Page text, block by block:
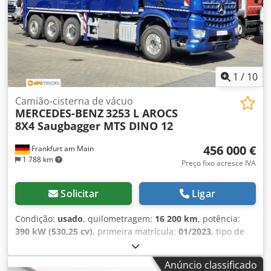
1 / 10
Frankfurt am Main
1 788 km
Camião-cisterna de vácuo
MERCEDES-BENZ3253 L AROCS
8X4 Saugbagger MTS DINO 12
456 000 €
Preço fixo acresce IVA
Solicitar Ligar
Condição: usado, quilometragem: 16 200 km, potência:
390 kW (530,25 cv), primeira matrícula: 01/2023, tipo de
, peso total:
eixo:3 eixos, cor:azul, tipo de engrenagem:automático,
Anúncio classificado